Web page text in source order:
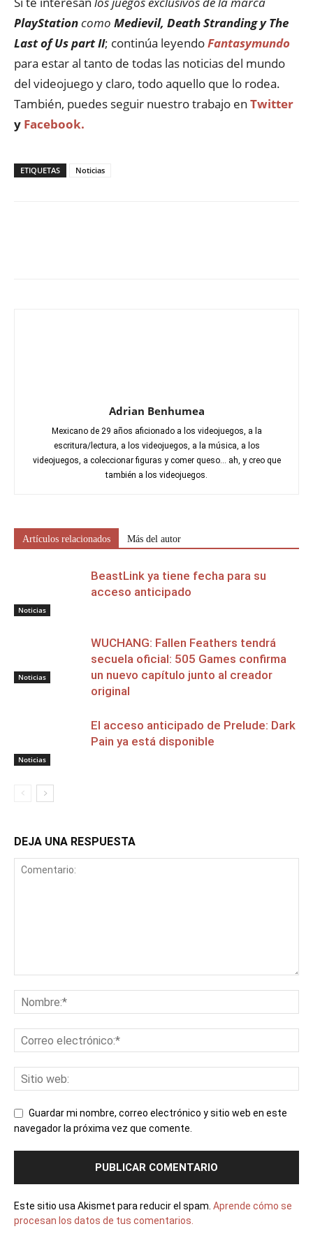
PlayStationcomo Medievil, Death Stranding y The
Last of Us part II; continúa leyendoFantasymundo
para estar al tanto de todas las noticias del mundo
del videojuego y claro, todo aquello que lo rodea.
También, puedes seguir nuestro trabajo en Twitter
y Facebook.
ETIQUETAS Noticias
Adrian Benhumea
Mexicano de 29 años aficionado a los videojuegos, a la
escritura/lectura, a los videojuegos, a la música, a los
videojuegos, a coleccionar figuras y comer queso... ah, y creo que
también a los videojuegos.
Artículos relacionados Más del autor
Noticias
BeastLink ya tiene fecha para su
acceso anticipado
Noticias
WUCHANG: Fallen Feathers tendrá
secuela oficial: 505 Games confirma
un nuevo capítulo junto al creador
original
Noticias
El acceso anticipado de Prelude: Dark
Pain ya está disponible
DEJA UNA RESPUESTA
Guardar mi nombre, correo electrónico y sitio web en este
navegador la próxima vez que comente.
Este sitio usa Akismet para reducir el spam. Aprende cómo se
procesan los datos de tus comentarios.